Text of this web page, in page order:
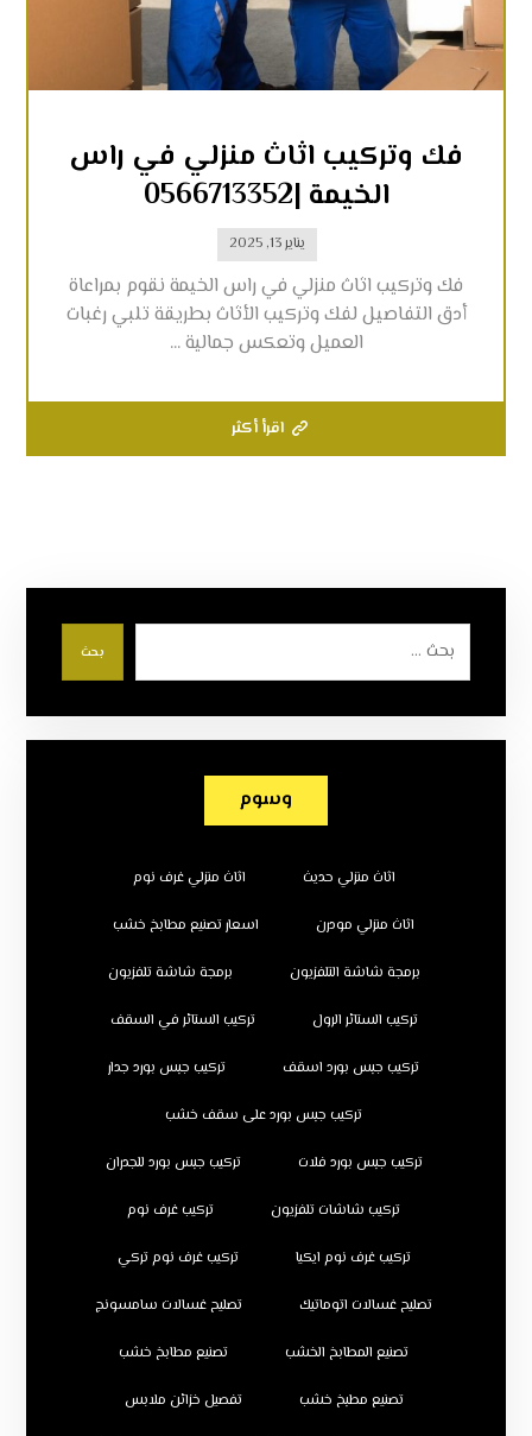
فك وتركيب اثاث منزلي في راس
الخيمة |0566713352
يناير 13, 2025
فك وتركيب اثاث منزلي في راس الخيمة نقوم بمراعاة
أدق التفاصيل لفك وتركيب الأثاث بطريقة تلبي رغبات
العميل وتعكس جمالية ...
اقرأ أكثر
بحث
وسوم
اثاث منزلي حديث اثاث منزلي غرف نوم
اثاث منزلي مودرن اسعار تصنيع مطابخ خشب
برمجة شاشة التلفزيون برمجة شاشة تلفزيون
تركيب الستائر الرول تركيب الستائر في السقف
تركيب جبس بورد اسقف تركيب جبس بورد جدار
تركيب جبس بورد على سقف خشب
تركيب جبس بورد فلات تركيب جبس بورد للجدران
تركيب شاشات تلفزيون تركيب غرف نوم
تركيب غرف نوم ايكيا تركيب غرف نوم تركي
تصليح غسالات اتوماتيك تصليح غسالات سامسونج
تصنيع المطابخ الخشب تصنيع مطابخ خشب
تصنيع مطبخ خشب تفصيل خزائن ملابس